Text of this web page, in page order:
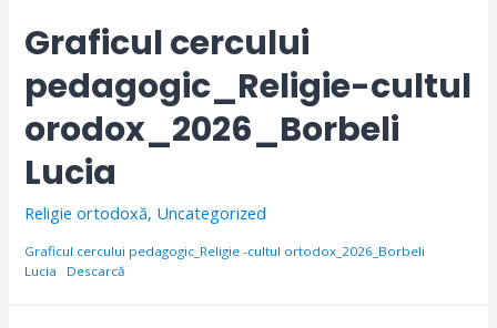
Graficul cercului
pedagogic_Religie-cultul
orodox_2026_Borbeli
Lucia
Religie ortodoxă, Uncategorized
Graficul cercului pedagogic_Religie -cultul ortodox_2026_Borbeli
Lucia
Descarcă